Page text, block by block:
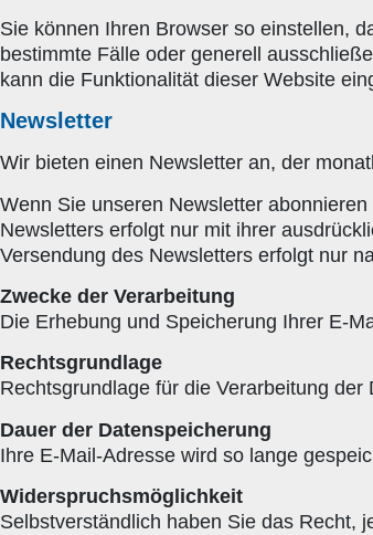
Sie können Ihren Browser so einstellen,
bestimmte Fälle oder generell
kann die Funktionalität dieser Website
Newsletter
Wir bieten einen Newsletter an, der
Wenn Sie unseren Newsletter
Newsletters erfolgt nur mit ihrer
Versendung des Newsletters erfolgt nur
Zwecke der Verarbeitung
Die Erhebung und Speicherung Ihrer E-
Rechtsgrundlage
Rechtsgrundlage für die Verarbeitung
Dauer der Datenspeicherung
Ihre E-Mail-Adresse wird so lange
Widerspruchsmöglichkeit
Selbstverständlich haben Sie das Recht,